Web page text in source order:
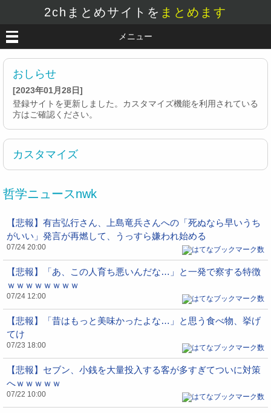
2chまとめサイトを まとめます
メニュー
おしらせ
[2023年01月28日]
登録サイトを更新しました。カスタマイズ機能を利用されている
方はご確認ください。
カスタマイズ
哲学ニュースnwk
【悲報】有吉弘行さん、上島竜兵さんへの「死ぬなら早いうち
がいい」発言が再燃して、うっすら嫌われ始める
07/24 20:00
【悲報】「あ、この人育ち悪いんだな…」と一発で察する特徴
ｗｗｗｗｗｗｗｗ
07/24 12:00
【悲報】「昔はもっと美味かったよな…」と思う食べ物、挙げ
てけ
07/23 18:00
【悲報】セブン、小銭を大量投入する客が多すぎてついに対策
へｗｗｗｗｗ
07/22 10:00